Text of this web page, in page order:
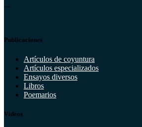
...
Publicaciones
Artículos de coyuntura
Artículos especializados
Ensayos diversos
Libros
Poemarios
Vídeos